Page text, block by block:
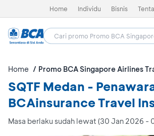
Home Individu Bisnis
Home Promo BCA Singapore Airlines
SQTF Medan -
BCAinsurance Travel
Masa berlaku sudah lewat (30 Jan 2026 -